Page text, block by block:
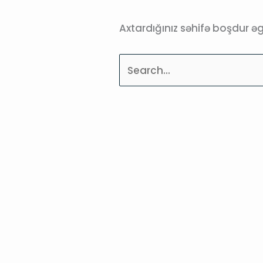
Axtardığınız səhifə boşdur